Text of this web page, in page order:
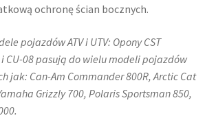
ochronę ścian bocznych.​
pojazdów ATV i UTV: Opony CST
CU-08 pasują do wielu modeli pojazdów
jak: Can-Am Commander 800R​, Arctic Cat
Grizzly 700​, Polaris Sportsman 850​,